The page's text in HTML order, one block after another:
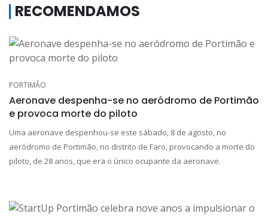
RECOMENDAMOS
PORTIMÃO
Aeronave despenha-se no aeródromo de Portimão
e provoca morte do piloto
Uma aeronave despenhou-se este sábado, 8 de agosto, no
aeródromo de Portimão, no distrito de Faro, provocando a morte do
piloto, de 28 anos, que era o único ocupante da aeronave.